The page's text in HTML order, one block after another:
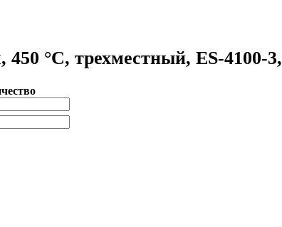
°С, трехместный, ES-4100-3,